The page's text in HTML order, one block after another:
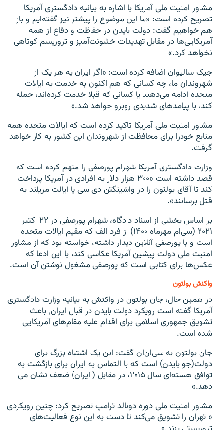
مشاور امنیت ملی آمریکا با اشاره به بیانیه دادگستری آمریکا
تصریح کرده است: «ما این موضوع را پیشتر نیز گفته‌ایم و باز
هم خواهیم گفت: دولت بایدن در حفاظت و دفاع از همه
آمریکایی‌ها در مقابل تهدیدات خشونت‌آمیز و تروریسم کوتاهی
نخواهد کرد.»
جیک سالیوان اضافه کرده است: «اگر ایران به هر یک از
شهروندان ما، چه کسانی که هم اکنون به خدمت به ایالات
متحده ادامه می‌دهند یا کسانی که قبلا خدمت کرده‌اند، حمله
کند، با پیامدهای شدیدی روبرو خواهد شد.»
مشاور امنیت ملی آمریکا تاکید کرده است که ایالات متحده همه
منابع خودرا برای محافظت از شهروندان این کشور به کار خواهد
گرفت.
وزارت دادگستری آمریکا شهرام پورصفی را متهم کرده است که
قصد داشته است «۳۰۰ هزار دلار به افرادی در آمریکا پرداخت
کند تا آقای بولتون را در واشینگتن دی سی یا ایالت مریلند به
قتل برسانند».
بر اساس بخشی از اسناد دادگاه، شهرام پورصفی در ۲۲ اکتبر
۲۰۲۱ (سی‌ام مهرماه ۱۴۰۰) از فرد الف که مقیم ایالات متحده
است و با پورصفی آنلاین دیدار داشته، خواسته بود که از مشاور
امنیت ملی دولت پیشین آمریکا عکاسی کند، با این ادعا که
عکس‌ها برای کتابی است که پورصفی مشغول نوشتن آن است.
واکنش بولتون
در همین حال، جان بولتون در واکنش به بیانیه وزارت دادگستری
آمریکا گفته است رویکرد دولت بایدن در قبال ایران٬ باعث
تشویق جمهوری اسلامی برای اقدام علیه مقام‌های آمریکایی
شده است.
جان بولتون به سی‌ان‌ان گفت: این یک اشتباه بزرگ برای
دولت(جو بایدن) است که با التماس به ایران برای بازگشت به
توافق هسته‌ای سال ۲۰۱۵، در مقابل ( ایران) ضعف نشان می
دهد.»
مشاور امنیت ملی دوره دونالد ترامپ تصریح کرد: چنین رویکردی
« تهران را تشویق می‌کند تا دست به این نوع فعالیت‌های